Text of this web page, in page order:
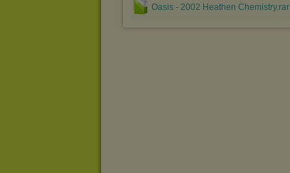
Oasis - 2002 Heathen Chemistry.rar